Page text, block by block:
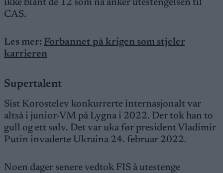
ikke blant de 12 som nå anker utestengelsen til
CAS.
Les mer: Forbannet på krigen som stjeler
karrieren
Supertalent
Sist Korostelev konkurrerte internasjonalt var
altså i junior-VM på Lygna i 2022. Der tok han to
gull og ett sølv. Det var uka før president Vladimir
Putin invaderte Ukraina 24. februar 2022.
Noen dager senere vedtok FIS å utestenge